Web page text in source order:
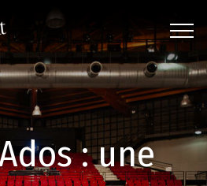
: une